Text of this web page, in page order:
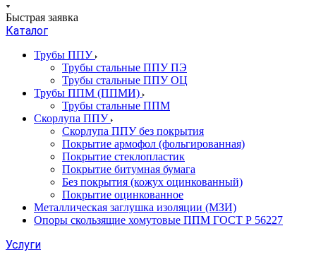
Быстрая заявка
Каталог
Трубы ППУ
Трубы стальные ППУ ПЭ
Трубы стальные ППУ ОЦ
Трубы ППМ (ППМИ)
Трубы стальные ППМ
Скорлупа ППУ
Скорлупа ППУ без покрытия
Покрытие армофол (фольгированная)
Покрытие стеклопластик
Покрытие битумная бумага
Без покрытия (кожух оцинкованный)
Покрытие оцинкованное
Металлическая заглушка изоляции (МЗИ)
Опоры скользящие хомутовые ППМ ГОСТ Р 56227
Услуги